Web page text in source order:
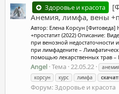
Здоровье и красота
Анемия, лимфа, вены
Автор: Елена Корсун
+простатит (2022) Описание:
при венозной недостаточности
при лимфадените –
помощью лекарственных трав –
Angel Тема 22.05.22 анемия
корсун
курс лимфа
Форум:Здоровье и красота